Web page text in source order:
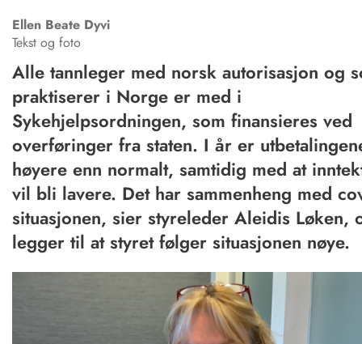
Ellen Beate Dyvi
Tekst og foto
Alle tannleger med norsk autorisasjon og
praktiserer i Norge er med i
Sykehjelpsordningen, som finansieres ved
overføringer fra staten. I år er
høyere enn normalt, samtidig med at
vil bli lavere. Det har sammenheng med
situasjonen, sier styreleder Aleidis Løken,
legger til at styret følger situasjonen nøye.